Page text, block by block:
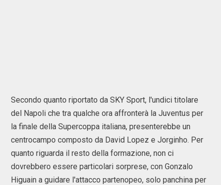
Secondo quanto riportato da SKY Sport, l'undici titolare
del Napoli che tra qualche ora affronterà la Juventus per
la finale della Supercoppa italiana, presenterebbe un
centrocampo composto da David Lopez e Jorginho. Per
quanto riguarda il resto della formazione, non ci
dovrebbero essere particolari sorprese, con Gonzalo
Higuain a guidare l'attacco partenopeo, solo panchina per